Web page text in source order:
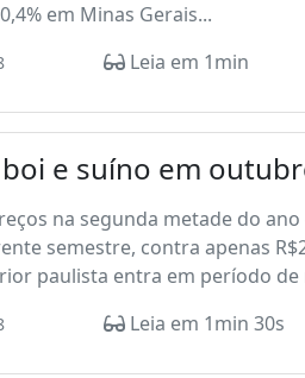
em Minas Gerais...
Leia em 1min
e suíno em
na segunda metade do ano
semestre, contra apenas
paulista entra em período de
Leia em 1min 30s